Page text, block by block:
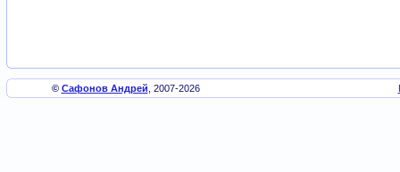
© Сафонов Андрей , 2007-2026